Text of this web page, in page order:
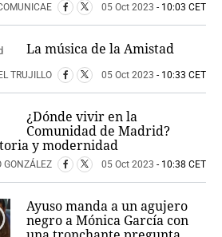
05 Oct 2023 - 10:03 CET
La música de la Amistad
TRUJILLO 05 Oct 2023 - 10:33 CET
¿Dónde vivir en la
Comunidad de Madrid?
y modernidad
GONZÁLEZ 05 Oct 2023 - 10:38 CET
Ayuso manda a un agujero
negro a Mónica García con